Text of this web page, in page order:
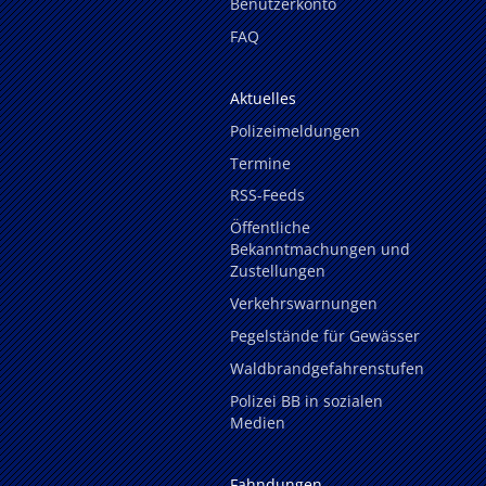
FAQ
Aktuelles
Polizeimeldungen
Termine
RSS-Feeds
Öffentliche
Bekanntmachungen und
Zustellungen
Verkehrswarnungen
Pegelstände für Gewässer
Waldbrandgefahrenstufen
Polizei BB in sozialen
Medien